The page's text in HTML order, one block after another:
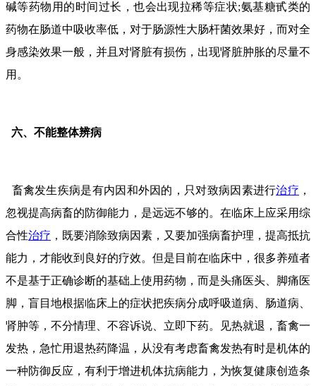
碱等药物用的时间过长，也会出现拉稀等症状;氨基糖甙类的
药物在肠道中吸收率低，对于肠源性大肠杆菌效果好，而对全
身感染效果一般，并且对肾脏有损伤，出现肾脏肿胀的尽量不
用。
六、不能整体辨病
畜禽发生疾病是有内因和外因的，只对致病因素进行治疗 ，
忽视提高病畜的防御能力，是远远不够的。在临床上应采用综
合性治疗 ，既要消除致病因素，又要加强病畜护理，提高抵抗
能力，才能收到良好的疗效。但是目前在临床中，很多养殖者
不是基于正确诊断的基础上使用药物，而是头痛医头、脚痛医
脚，盲目地根据临床上的症状把疾病分成呼吸道病、肠道病、
肾肿等，不分情理、不容诉说、立即下药。见热就退，畜禽一
发热，急忙用退热药降温，从没有考虑畜禽发热有时是机体的
一种防御反应，有利于增进机体抗病能力，为恢复健康创造条